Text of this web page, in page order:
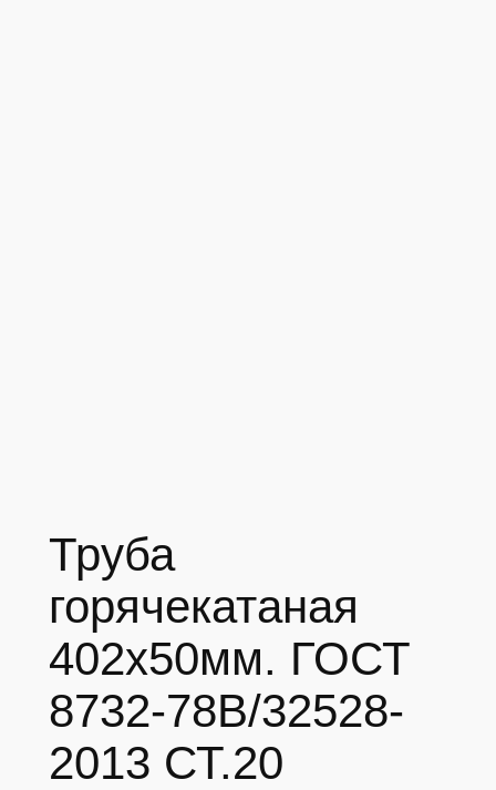
Труба
горячекатаная
402х50мм. ГОСТ
8732-78В/32528-
2013 СТ.20